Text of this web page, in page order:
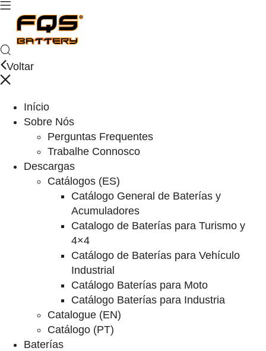
Voltar
Início
Sobre Nós
Perguntas Frequentes
Trabalhe Connosco
Descargas
Catálogos (ES)
Catálogo General de Baterías y
Acumuladores
Catalogo de Baterías para Turismo y
4×4
Catálogo de Baterías para Vehículo
Industrial
Catálogo Baterías para Moto
Catálogo Baterías para Industria
Catalogue (EN)
Catálogo (PT)
Baterías